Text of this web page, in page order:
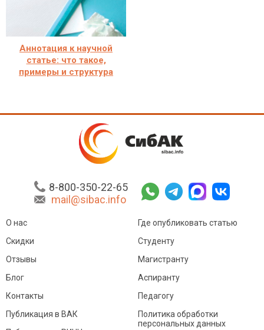
Аннотация к научной
статье: что такое,
примеры и структура
8-800-350-22-65
mail@sibac.info
О нас
Скидки
Отзывы
Блог
Контакты
Где опубликовать статью
Студенту
Магистранту
Аспиранту
Педагогу
Публикация в ВАК
Политика обработки
персональных данных